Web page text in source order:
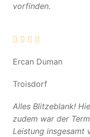
vorfinden.
Ercan Duman
Troisdorf
Alles Blitzeblank!
zudem war der
Leistung insgesamt